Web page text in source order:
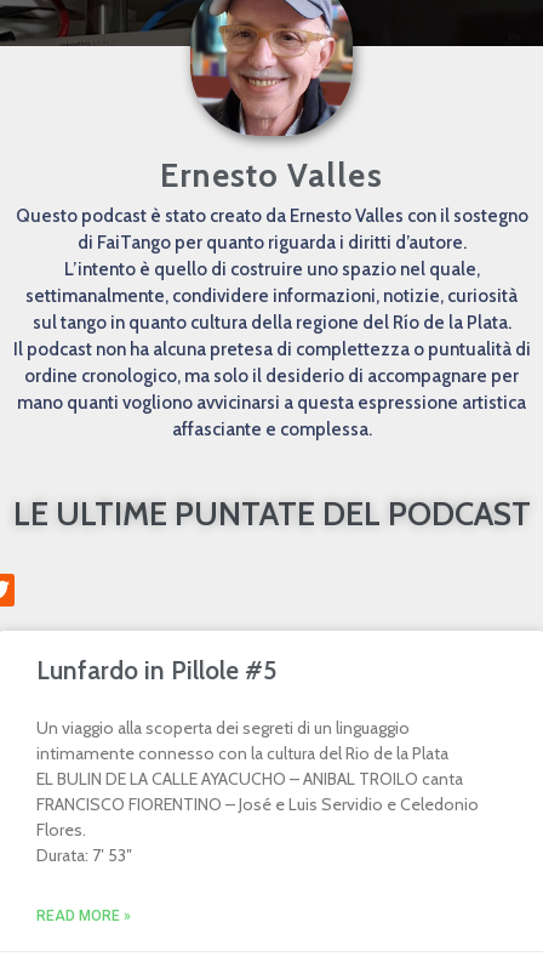
Ernesto Valles
Questo podcast è stato creato da Ernesto Valles con il sostegno
di FaiTango per quanto riguarda i diritti d’autore.
L’intento è quello di costruire uno spazio nel quale,
settimanalmente, condividere informazioni, notizie, curiosità
sul tango in quanto cultura della regione del Río de la Plata.
Il podcast non ha alcuna pretesa di complettezza o puntualità di
ordine cronologico, ma solo il desiderio di accompagnare per
mano quanti vogliono avvicinarsi a questa espressione artistica
affasciante e complessa.
LE ULTIME PUNTATE DEL PODCAST
Lunfardo in Pillole #5
Un viaggio alla scoperta dei segreti di un linguaggio
intimamente connesso con la cultura del Rio de la Plata
EL BULIN DE LA CALLE AYACUCHO – ANIBAL TROILO canta
FRANCISCO FIORENTINO – José e Luis Servidio e Celedonio
Flores.
Durata: 7′ 53″
READ MORE »